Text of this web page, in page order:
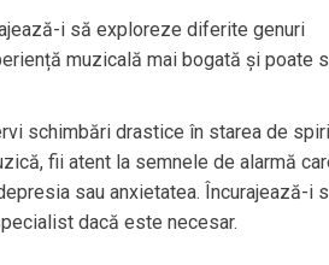
i să exploreze diferite genuri
muzicală mai bogată și poate
schimbări drastice în starea de
fii atent la semnele de alarmă
sau anxietatea. Încurajează-i
dacă este necesar.